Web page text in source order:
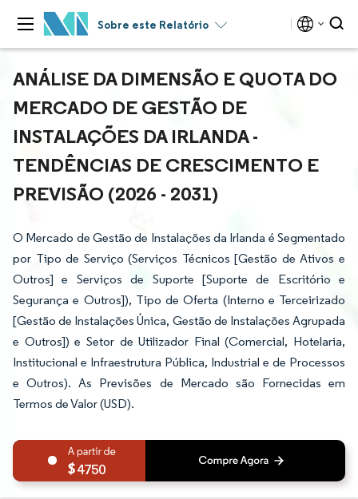
Sobre este Relatório
ANÁLISE DA DIMENSÃO E QUOTA DO
MERCADO DE GESTÃO DE
INSTALAÇÕES DA IRLANDA -
TENDÊNCIAS DE CRESCIMENTO E
PREVISÃO (2026 - 2031)
O Mercado de Gestão de Instalações da Irlanda é Segmentado
por Tipo de Serviço (Serviços Técnicos [Gestão de Ativos e
Outros] e Serviços de Suporte [Suporte de Escritório e
Segurança e Outros]), Tipo de Oferta (Interno e Terceirizado
[Gestão de Instalações Única, Gestão de Instalações Agrupada
e Outros]) e Setor de Utilizador Final (Comercial, Hotelaria,
Institucional e Infraestrutura Pública, Industrial e de Processos
e Outros). As Previsões de Mercado são Fornecidas em
Termos de Valor (USD).
4750